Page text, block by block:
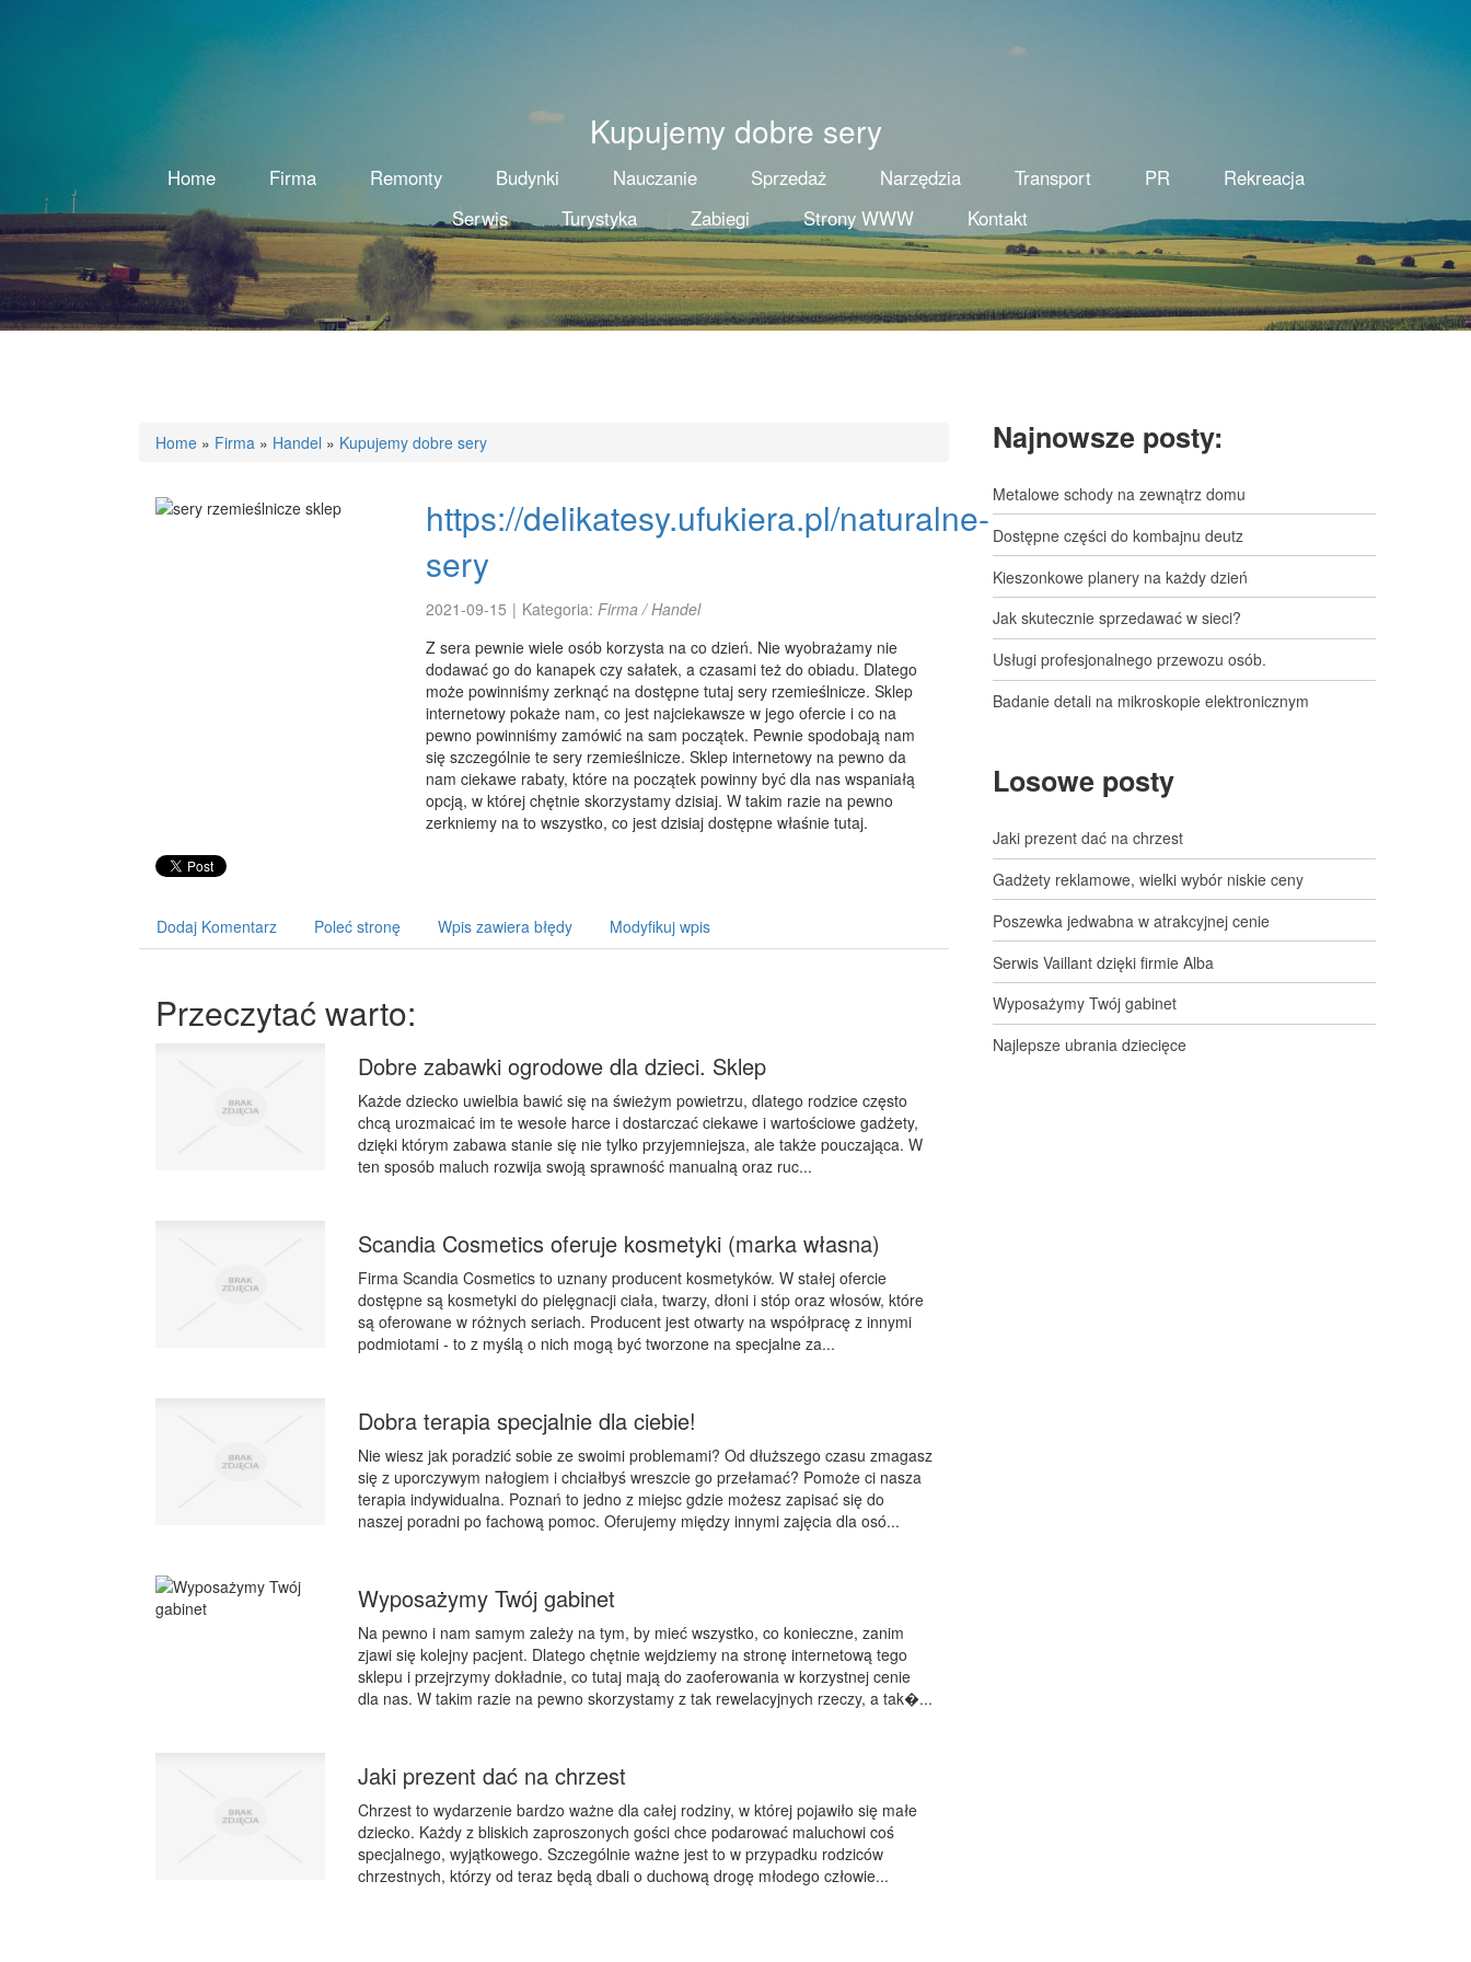
Kupujemy dobre sery
Home Firma Remonty Budynki Nauczanie Sprzedaż Narzędzia Transport PR
Rekreacja
Serwis
Turystyka Zabiegi Strony WWW Kontakt
Home » Firma » Handel » Kupujemy dobre sery
https://delikatesy.ufukiera.pl/naturalne-
sery
2021-09-15 | Kategoria: Firma / Handel
Z sera pewnie wiele osób korzysta na co dzień. Nie wyobrażamy nie
dodawać go do kanapek czy sałatek, a czasami też do obiadu. Dlatego
może powinniśmy zerknąć na dostępne tutaj sery rzemieślnicze. Sklep
internetowy pokaże nam, co jest najciekawsze w jego ofercie i co na
pewno powinniśmy zamówić na sam początek. Pewnie spodobają nam
się szczególnie te sery rzemieślnicze. Sklep internetowy na pewno da
nam ciekawe rabaty, które na początek powinny być dla nas wspaniałą
opcją, w której chętnie skorzystamy dzisiaj. W takim razie na pewno
zerkniemy na to wszystko, co jest dzisiaj dostępne właśnie tutaj.
Dodaj Komentarz Poleć stronę Wpis zawiera błędy Modyfikuj wpis
Przeczytać warto:
Dobre zabawki ogrodowe dla dzieci. Sklep
Każde dziecko uwielbia bawić się na świeżym powietrzu, dlatego rodzice często
chcą urozmaicać im te wesołe harce i dostarczać ciekawe i wartościowe gadżety,
dzięki którym zabawa stanie się nie tylko przyjemniejsza, ale także pouczająca. W
ten sposób maluch rozwija swoją sprawność manualną oraz ruc...
Scandia Cosmetics oferuje kosmetyki (marka własna)
Firma Scandia Cosmetics to uznany producent kosmetyków. W stałej ofercie
dostępne są kosmetyki do pielęgnacji ciała, twarzy, dłoni i stóp oraz włosów, które
są oferowane w różnych seriach. Producent jest otwarty na współpracę z innymi
podmiotami - to z myślą o nich mogą być tworzone na specjalne za...
Dobra terapia specjalnie dla ciebie!
Nie wiesz jak poradzić sobie ze swoimi problemami? Od dłuższego czasu zmagasz
się z uporczywym nałogiem i chciałbyś wreszcie go przełamać? Pomoże ci nasza
terapia indywidualna. Poznań to jedno z miejsc gdzie możesz zapisać się do
naszej poradni po fachową pomoc. Oferujemy między innymi zajęcia dla osó...
Wyposażymy Twój gabinet
Na pewno i nam samym zależy na tym, by mieć wszystko, co konieczne, zanim
zjawi się kolejny pacjent. Dlatego chętnie wejdziemy na stronę internetową tego
sklepu i przejrzymy dokładnie, co tutaj mają do zaoferowania w korzystnej cenie
dla nas. W takim razie na pewno skorzystamy z tak rewelacyjnych rzeczy, a tak�...
Jaki prezent dać na chrzest
Chrzest to wydarzenie bardzo ważne dla całej rodziny, w której pojawiło się małe
dziecko. Każdy z bliskich zaproszonych gości chce podarować maluchowi coś
specjalnego, wyjątkowego. Szczególnie ważne jest to w przypadku rodziców
chrzestnych, którzy od teraz będą dbali o duchową drogę młodego człowie...
Najnowsze posty:
Metalowe schody na zewnątrz domu
Dostępne części do kombajnu deutz
Kieszonkowe planery na każdy dzień
Jak skutecznie sprzedawać w sieci?
Usługi profesjonalnego przewozu osób.
Badanie detali na mikroskopie elektronicznym
Losowe posty
Jaki prezent dać na chrzest
Gadżety reklamowe, wielki wybór niskie ceny
Poszewka jedwabna w atrakcyjnej cenie
Serwis Vaillant dzięki firmie Alba
Wyposażymy Twój gabinet
Najlepsze ubrania dziecięce